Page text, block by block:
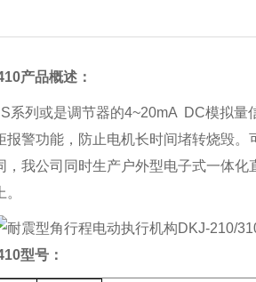
产品概述：
系列或是调节器的4~20mA DC模拟量
警功能，防止电机长时间堵转烧毁。
我公司同时生产户外型电子式一体
型号：